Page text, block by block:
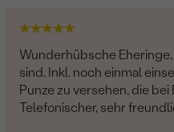
Wunderhübsche
sind. Inkl. noch einmal
Punze zu versehen, die
Telefonischer, sehr